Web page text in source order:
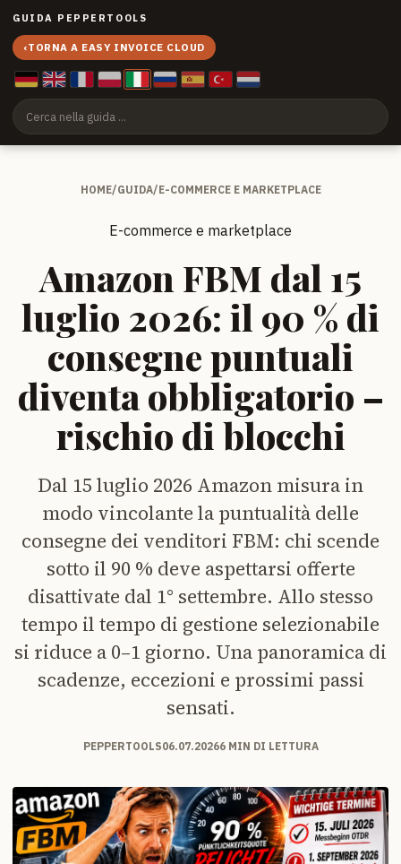
GUIDA PEPPERTOOLS
‹TORNA A EASY INVOICE CLOUD
HOME/GUIDA/E-COMMERCE E MARKETPLACE
E-commerce e marketplace
Amazon FBM dal 15
luglio 2026: il 90 % di
consegne puntuali
diventa obbligatorio –
rischio di blocchi
Dal 15 luglio 2026 Amazon misura in
modo vincolante la puntualità delle
consegne dei venditori FBM: chi scende
sotto il 90 % deve aspettarsi offerte
disattivate dal 1° settembre. Allo stesso
tempo il tempo di gestione selezionabile
si riduce a 0–1 giorno. Una panoramica di
scadenze, eccezioni e prossimi passi
sensati.
PEPPERTOOLS06.07.20266 MIN DI LETTURA